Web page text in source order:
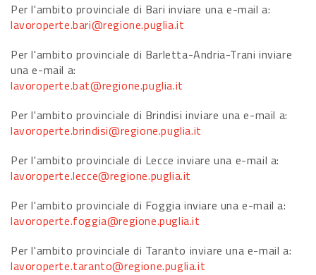
Per l'ambito provinciale di Bari inviare una e-mail a:
lavoroperte.bari@regione.puglia.it
Per l'ambito provinciale di Barletta-Andria-Trani inviare
una e-mail a:
lavoroperte.bat@regione.puglia.it
Per l'ambito provinciale di Brindisi inviare una e-mail a:
lavoroperte.brindisi@regione.puglia.it
Per l'ambito provinciale di Lecce inviare una e-mail a:
lavoroperte.lecce@regione.puglia.it
Per l'ambito provinciale di Foggia inviare una e-mail a:
lavoroperte.foggia@regione.puglia.it
Per l'ambito provinciale di Taranto inviare una e-mail a:
lavoroperte.taranto@regione.puglia.it